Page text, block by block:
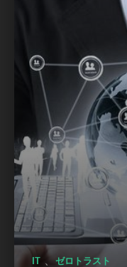
IT 、ゼロトラスト